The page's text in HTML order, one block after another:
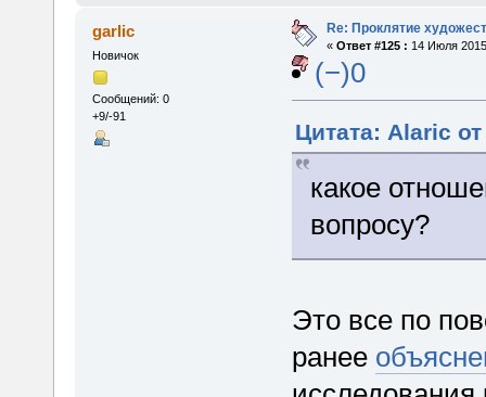
garlic
Новичок
Сообщений: 0
+9/-91
Re: Проклятие
« Ответ #125 : 14 Июля
(−)0
Цитата: Alaric
какое
вопросу?
Это все по
ранее